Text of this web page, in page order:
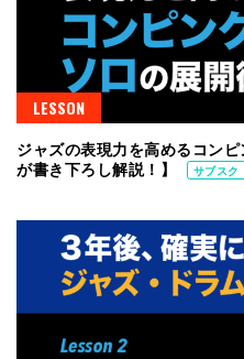
LESSON
ジャズの表現力を高めるコン
が書き下ろし解説！】
サブスク